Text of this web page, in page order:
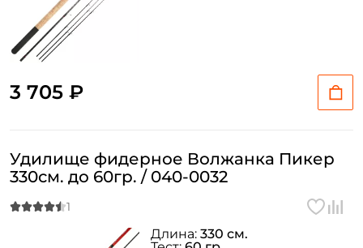
3 705 ₽
Удилище фидерное Волжанка Пикер
330см. до 60гр. / 040-0032
Длина: 330 см.